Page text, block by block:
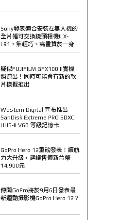
Sony發表適合安裝在無人機的
全片幅可交換鏡頭相機ILX-
LR1，集輕巧、高畫質於一身
疑似FUJIFILM GFX100 II實機
照流出！同時可能會有新的軟
片模擬推出
Western Digital 宣布推出
SanDisk Extreme PRO SDXC
UHS-II V60 等級記憶卡
GoPro Hero 12重磅發表！續航
力大升級，建議售價新台幣
14,900元
傳聞GoPro將於9月6日發表最
新運動攝影機GoPro Hero 12？